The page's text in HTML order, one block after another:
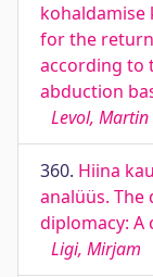
kohaldamise
for the
according to
abduction
Levol, Martin
360. Hiina
analüüs. The
diplomacy: A
Ligi, Mirjam